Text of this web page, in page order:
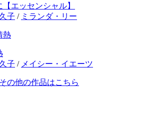
エッセンシャル】
子 / ミランダ・リー
子 / メイシー・イエーツ
の他の作品はこちら